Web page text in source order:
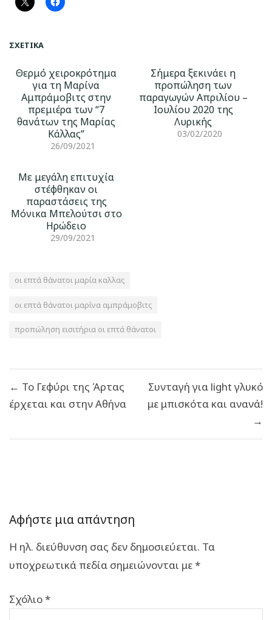
ΣΧΕΤΙΚΆ
Θερμό χειροκρότημα
για τη Μαρίνα
Αμπράμοβιτς στην
πρεμιέρα των “7
θανάτων της Μαρίας
Κάλλας”
26/09/2021
Σήμερα ξεκινάει η
προπώληση των
παραγωγών Απριλίου –
Ιουλίου 2020 της
Λυρικής
03/02/2020
Με μεγάλη επιτυχία
στέφθηκαν οι
παραστάσεις της
Μόνικα Μπελούτσι στο
Ηρώδειο
29/09/2021
οι επτά θάνατοι μαρία καλλας
οι επτά θάνατοι μαρίνα αμπράμοβιτς
προπώληση εισιτήρια οι επτά θάνατοι
άρθρων
← Το Γεφύρι της Άρτας
έρχεται και στην Αθήνα
Συνταγή για light γλυκό
με μπισκότα και ανανά!
→
Αφήστε μια απάντηση
Η ηλ. διεύθυνση σας δεν δημοσιεύεται. Τα
υποχρεωτικά πεδία σημειώνονται με*
Σχόλιο*